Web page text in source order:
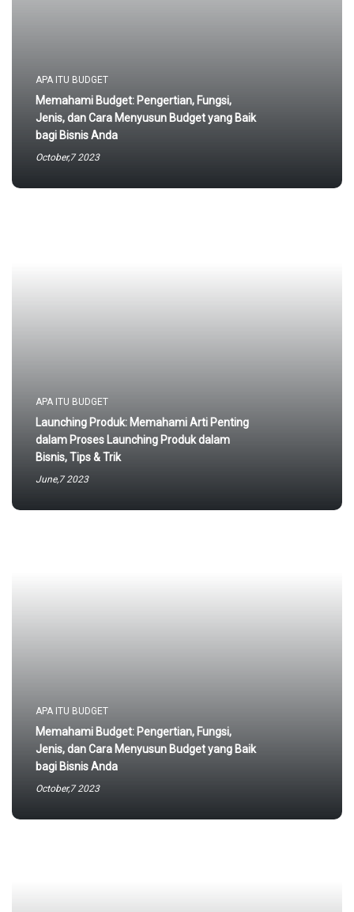
APA ITU BUDGET
Memahami Budget: Pengertian, Fungsi,
Jenis, dan Cara Menyusun Budget yang Baik
bagi Bisnis Anda
October,7 2023
APA ITU BUDGET
Launching Produk: Memahami Arti Penting
dalam Proses Launching Produk dalam
Bisnis, Tips & Trik
June,7 2023
APA ITU BUDGET
Memahami Budget: Pengertian, Fungsi,
Jenis, dan Cara Menyusun Budget yang Baik
bagi Bisnis Anda
October,7 2023